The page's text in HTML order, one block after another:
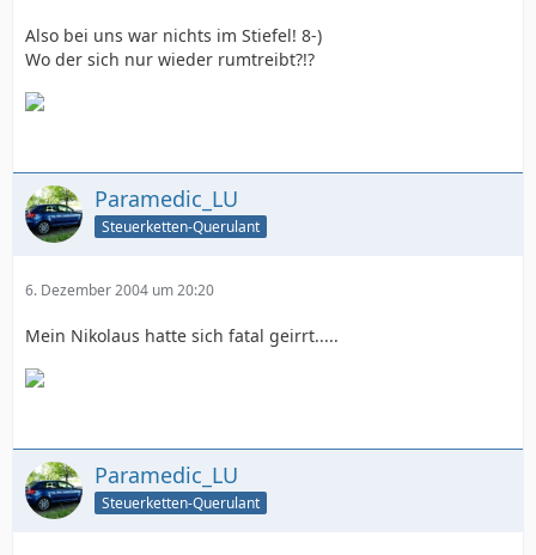
Also bei uns war nichts im Stiefel! 8-)
Wo der sich nur wieder rumtreibt?!?
Paramedic_LU
Steuerketten-Querulant
6. Dezember 2004 um 20:20
Mein Nikolaus hatte sich fatal geirrt.....
Paramedic_LU
Steuerketten-Querulant